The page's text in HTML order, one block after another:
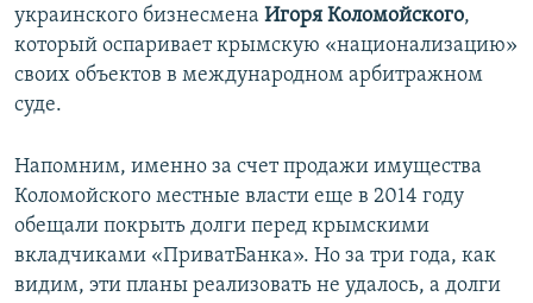
украинского бизнесмена Игоря Коломойского,
который оспаривает крымскую «национализацию»
своих объектов в международном арбитражном
суде.
Напомним, именно за счет продажи имущества
Коломойского местные власти еще в 2014 году
обещали покрыть долги перед крымскими
вкладчиками «ПриватБанка». Но за три года, как
видим, эти планы реализовать не удалось, а долги